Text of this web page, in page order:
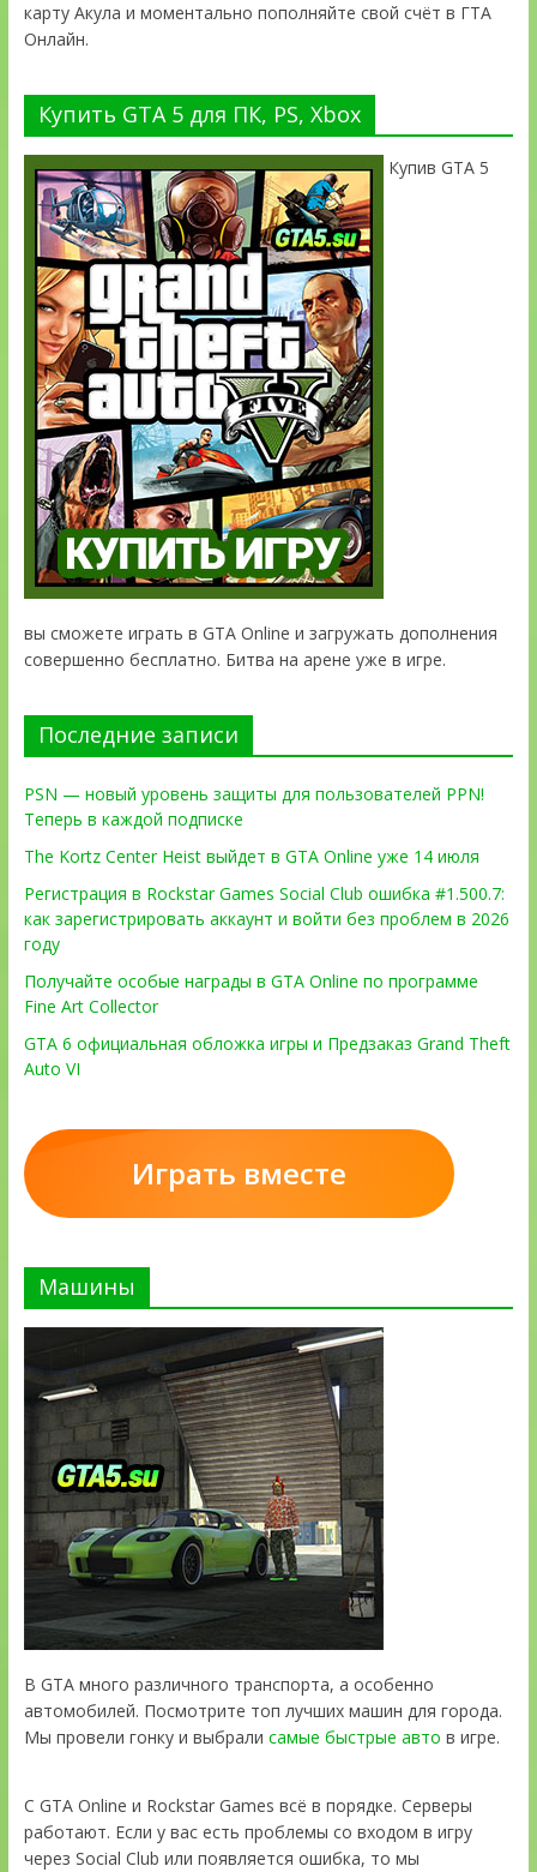
карту Акула и моментально пополняйте свой счёт в ГТА
Онлайн.
Купить GTA 5 для ПК, PS, Xbox
Купив GTA 5
вы сможете играть в GTA Online и загружать дополнения
совершенно бесплатно. Битва на арене уже в игре.
Последние записи
PSN — новый уровень защиты для пользователей PPN!
Теперь в каждой подписке
The Kortz Center Heist выйдет в GTA Online уже 14 июля
Регистрация в Rockstar Games Social Club ошибка #1.500.7:
как зарегистрировать аккаунт и войти без проблем в 2026
году
Получайте особые награды в GTA Online по программе
Fine Art Collector
GTA 6 официальная обложка игры и Предзаказ Grand Theft
Auto VI
Играть вместе
Машины
В GTA много различного транспорта, а особенно
автомобилей. Посмотрите топ лучших машин для города.
Мы провели гонку и выбрали самые быстрые авто в игре.
С GTA Online и Rockstar Games всё в порядке. Серверы
работают. Если у вас есть проблемы со входом в игру
через Social Club или появляется ошибка, то мы